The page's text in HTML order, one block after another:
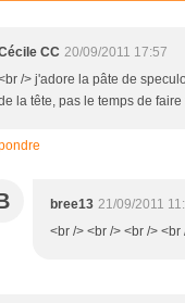
CC 20/09/2011 17:57
/> j'adore la pâte de
la tête, pas le temps de
bree13 21/09/2011
<br /> <br /> <br /> <br